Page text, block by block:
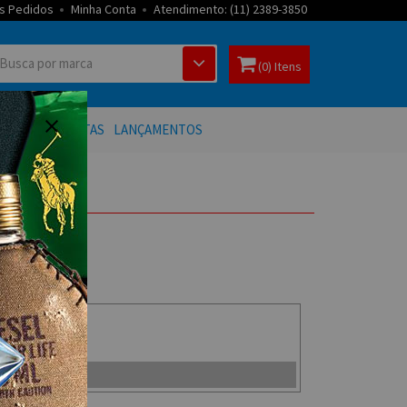
Pedidos Minha Conta Atendimento: (11) 2389-3850
(0) Itens
OFERTAS LANÇAMENTOS